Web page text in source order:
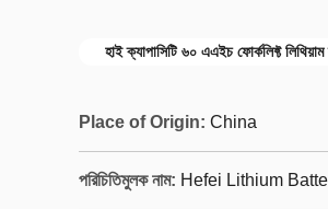
হাই ক্যাপাসিটি ৬০ এএইচ ফোর্কলিফ্ট লিথিয়াম
Place of Origin: China
পরিচিতিমুলক নাম: Hefei Lithium